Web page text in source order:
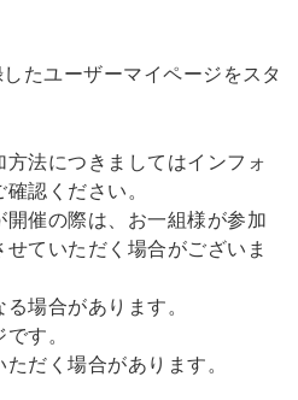
たユーザーマイページをスタ
法につきましてはインフォ
認ください。
催の際は、お一組様が参加
ていただく場合がございま
場合があります。
す。
だく場合があります。